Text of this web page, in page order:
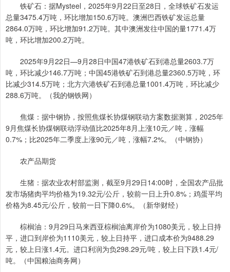
铁矿石：据Mysteel，2025年9月22日至28日，全球铁矿石发运
总量3475.4万吨，环比增加150.6万吨。澳洲巴西铁矿发运总量
2864.0万吨，环比增加91.2万吨。其中澳洲发往中国的量1771.4万
吨，环比增加200.2万吨。
2025年9月22日—9月28日中国47港铁矿石到港总量2603.7万
吨，环比减少146.7万吨；中国45港铁矿石到港总量2360.5万吨，环
比减少314.5万吨；北方六港铁矿石到港总量1001.4万吨，环比减少
288.6万吨。（我的钢铁网）
焦煤：据中钢协，按照焦煤长协煤钢联动方案数据测算，2025年
9月焦煤长协煤钢联动浮动值比2025年8月上涨10元／吨，涨幅
0.7%；比2025年二季度上涨90元／吨，涨幅7.2%。（中钢协）
农产品期货
生猪：据农业农村部监测，截至9月29日14:00时，全国农产品批
发市场猪肉平均价格为19.32元/公斤，较前一日上升0.8%；鸡蛋平均
价格为8.45元/公斤，较前一日下降0.6%。（新华财经）
棕榈油：9月29日马来西亚棕榈油离岸价为1080美元，较上日持
平，进口到岸价为1110美元，较上日持平，进口成本价为9488.29
元，较上日涨1.4元。进口利润为负298.29元/吨，较上日下跌1.4元/
吨。（中国粮油商务网）